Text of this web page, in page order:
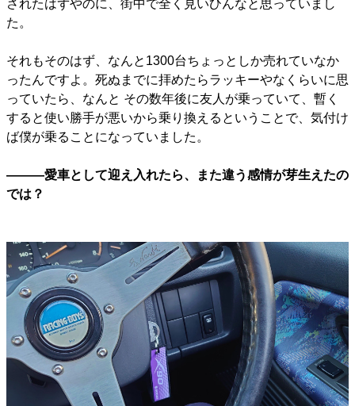
されたはずやのに、街中で全く見いひんなと思っていまし
た。
それもそのはず、なんと1300台ちょっとしか売れていなか
ったんですよ。死ぬまでに拝めたらラッキーやなくらいに思
っていたら、なんと その数年後に友人が乗っていて、暫く
すると使い勝手が悪いから乗り換えるということで、気付け
ば僕が乗ることになっていました。
―――愛車として迎え入れたら、また違う感情が芽生えたの
では？